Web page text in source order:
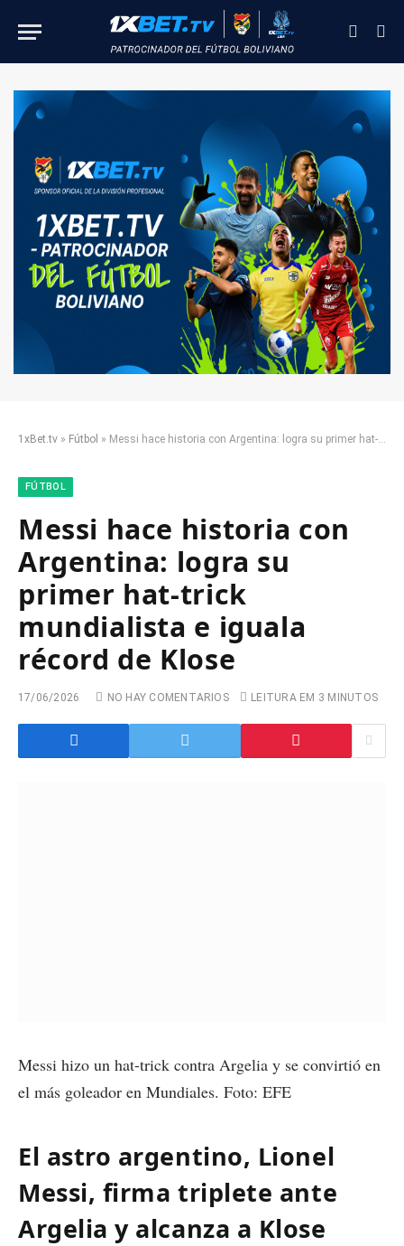
1xBet.tv » Fútbol » Messi hace historia con Argentina: logra su primer hat-trick mundialista e iguala récord de Klose
FÚTBOL
Messi hace historia con
Argentina: logra su
primer hat-trick
mundialista e iguala
récord de Klose
17/06/2026 NO HAY COMENTARIOS LEITURA EM 3 MINUTOS
Messi hizo un hat-trick contra Argelia y se convirtió en
el más goleador en Mundiales. Foto: EFE
El astro argentino, Lionel
Messi, firma triplete ante
Argelia y alcanza a Klose